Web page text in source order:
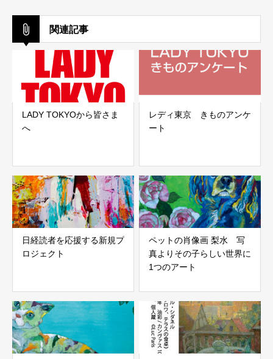
関連記事
LADY TOKYOから皆さま
へ
レディ東京 きものアンケ
ート
日経読者を応援する新規プ
ロジェクト
ペットの肖像画 梨水 写
真よりその子らしい世界に
1つのアート